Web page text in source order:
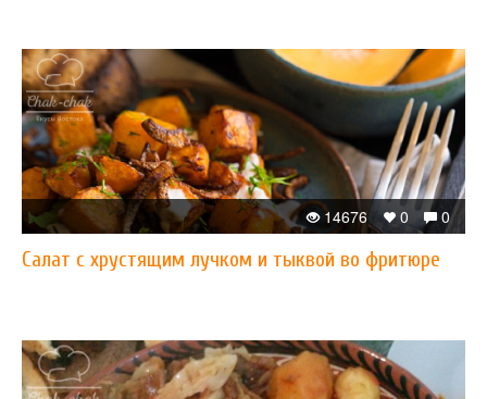
0
0
14676
Салат с хрустящим лучком и тыквой во фритюре